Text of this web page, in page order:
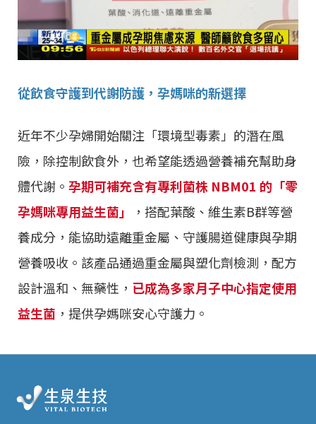
從飲食守護到代謝防護，孕媽咪的新選擇
近年不少孕婦開始關注「環境型毒素」的潛在風
險，除控制飲食外，也希望能透過營養補充幫助身
體代謝。 孕期可補充含有專利菌株 NBM01 的「零
孕媽咪專用益生菌」
，搭配葉酸、維生素B群等營
養成分，能協助遠離重金屬、守護腸道健康與孕期
營養吸收。該產品通過重金屬與塑化劑檢測，配方
設計溫和、無藥性， 已成為多家月子中心指定使用
益生菌 ，提供孕媽咪安心守護力。